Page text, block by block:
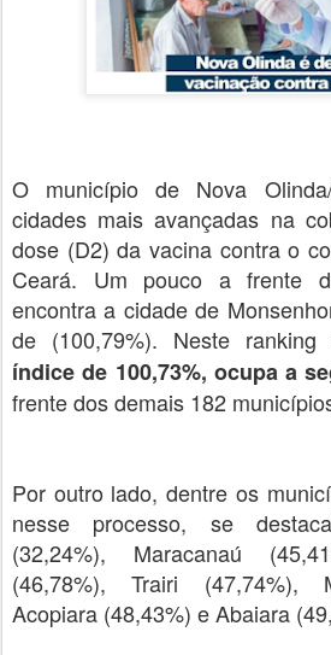
O município de Nova
cidades mais avançadas na
dose (D2) da vacina contra o
Ceará. Um pouco a frente
encontra a cidade de
de (100,79%). Neste ranking
índice de 100,73%, ocupa a
frente dos demais 182
Por outro lado, dentre os
nesse processo, se
(32,24%), Maracanaú
(46,78%), Trairi (47,74%),
Acopiara (48,43%) e Abaiara